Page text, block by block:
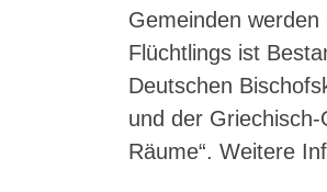
Gemeinden
Flüchtlings ist
Deutschen
und der
Räume“. Weitere